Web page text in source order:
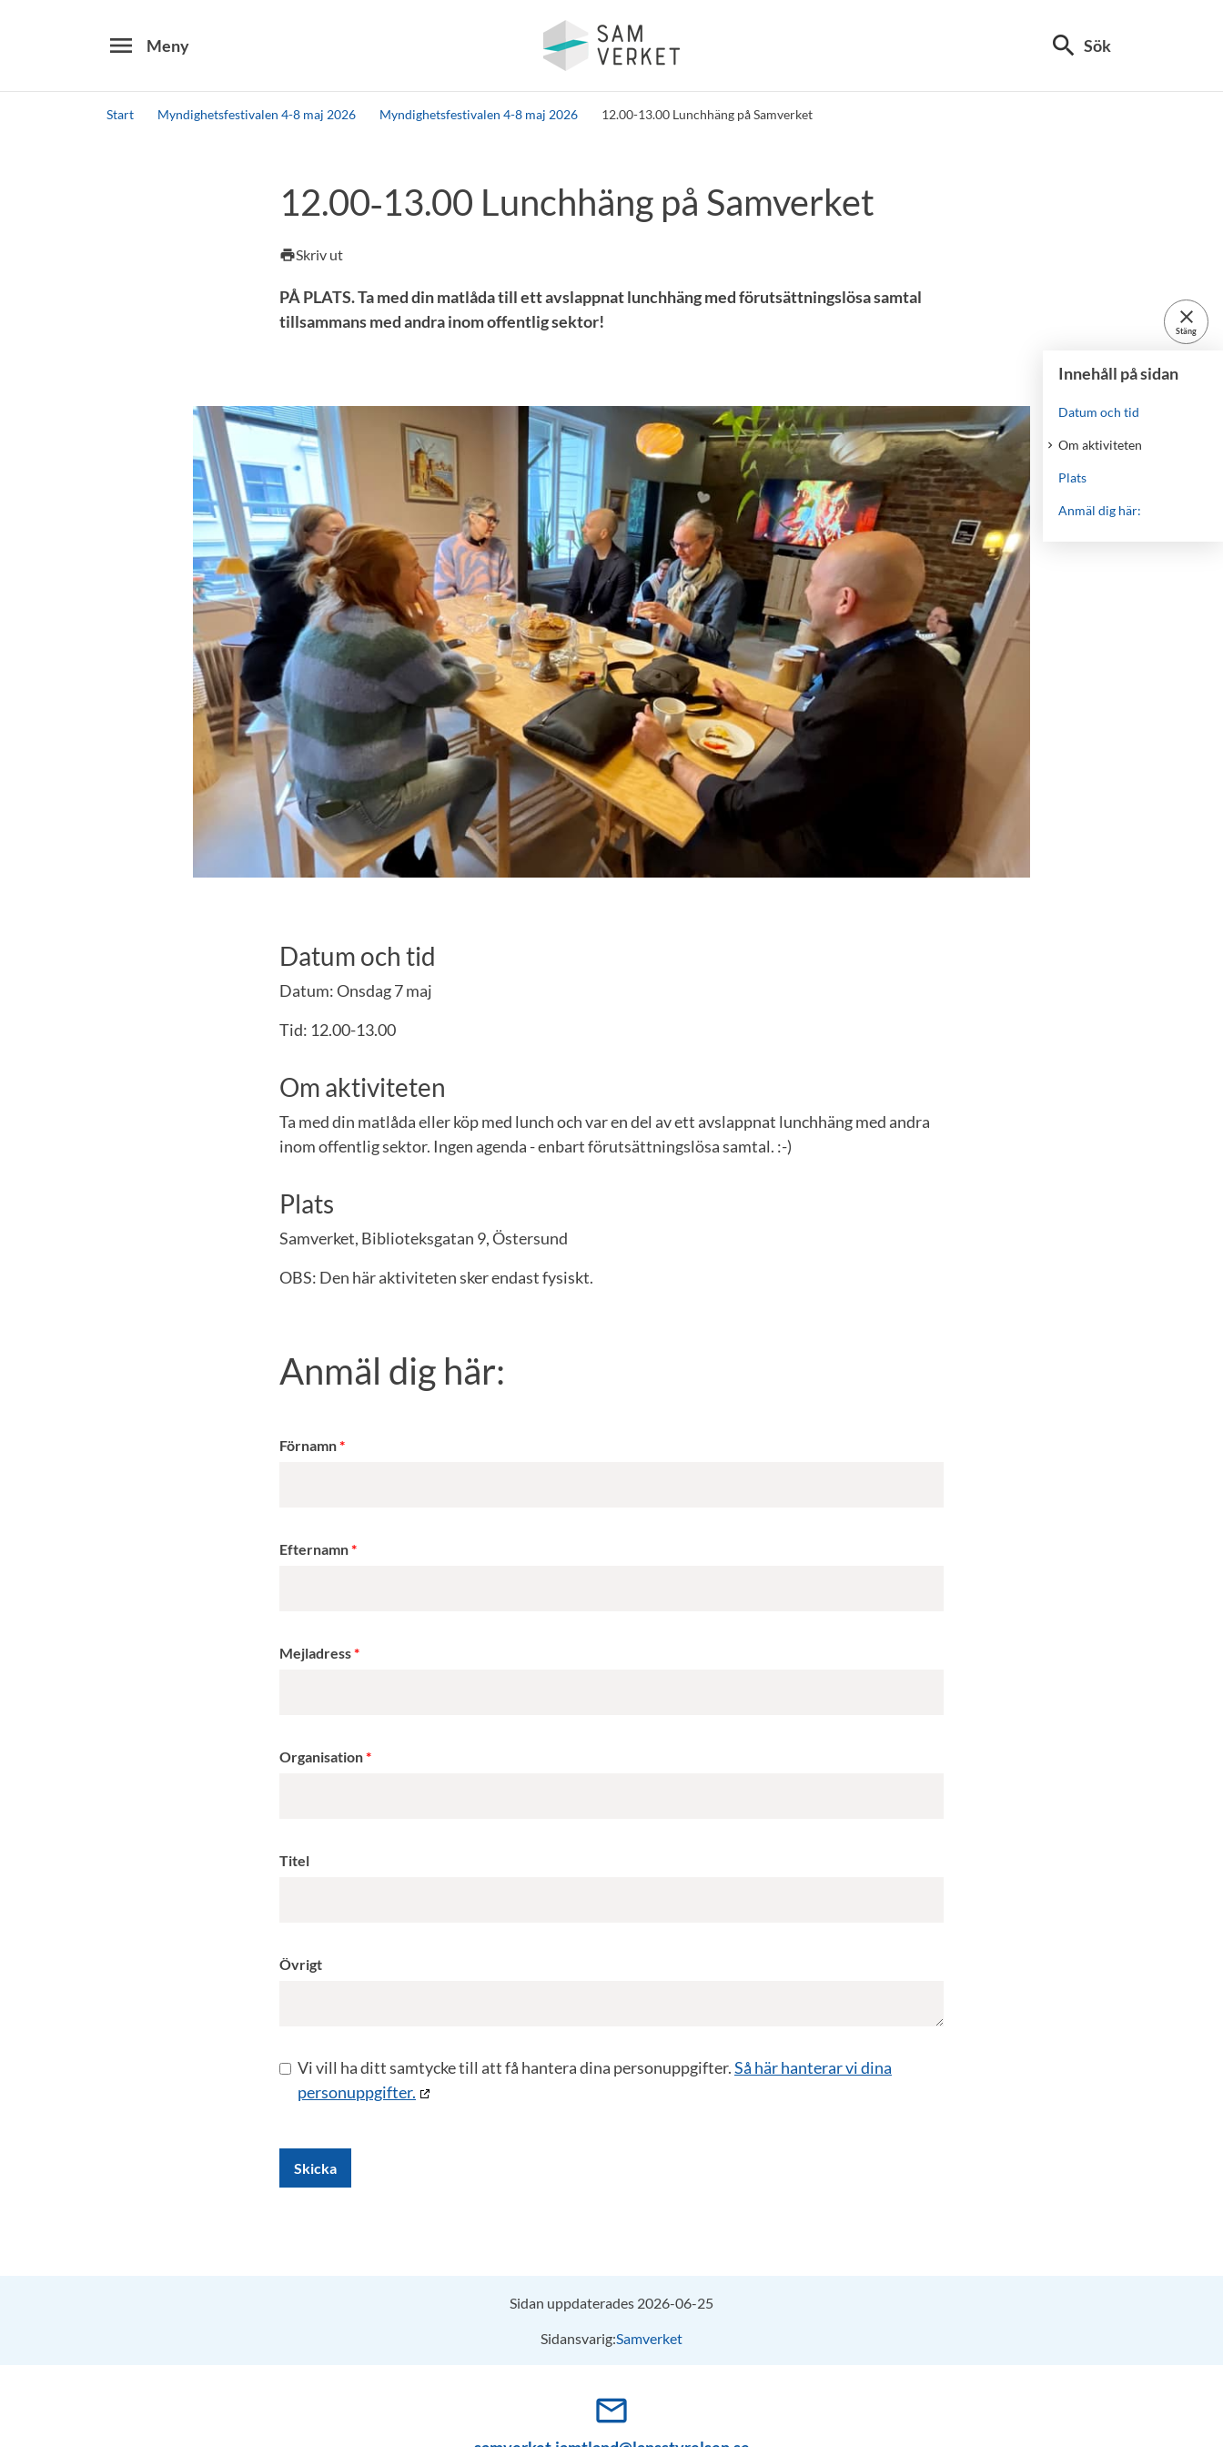
menu Meny search Sök
Start Myndighetsfestivalen 4-8 maj 2026 Myndighetsfestivalen 4-8 maj 2026 12.00-13.00 Lunchhäng på Samverket
12.00‑13.00 Lunchhäng på Samverket
printSkriv ut
close
Stäng
Innehåll på sidan
Datum och tid
Om aktiviteten
Plats
Anmäl dig här:
PÅ PLATS. Ta med din matlåda till ett avslappnat lunchhäng med förutsättningslösa samtal
tillsammans med andra inom offentlig sektor!
Datum och tid
Datum: Onsdag 7 maj
Tid: 12.00-13.00
Om aktiviteten
Ta med din matlåda eller köp med lunch och var en del av ett avslappnat lunchhäng med andra
inom offentlig sektor. Ingen agenda - enbart förutsättningslösa samtal. :-)
Plats
Samverket, Biblioteksgatan 9, Östersund
OBS: Den här aktiviteten sker endast fysiskt.
Anmäl dig här:
Förnamn
Efternamn
Mejladress
Organisation
Titel
Övrigt
Vi vill ha ditt samtycke till att få hantera dina personuppgifter.Så här hanterar vi dina
personuppgifter.
Skicka
Sidan uppdaterades 2026-06-25
Sidansvarig:Samverket
mail_outline